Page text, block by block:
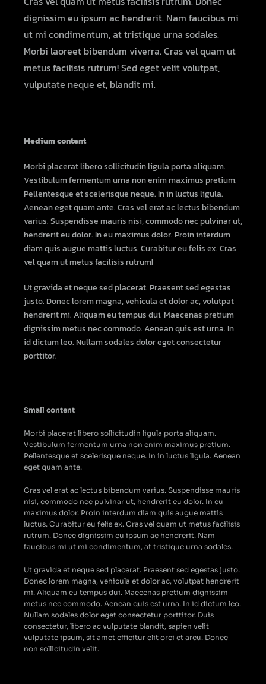
dignissim eu ipsum ac hendrerit. Nam faucibus mi
ut mi condimentum, at tristique urna sodales.
Morbi laoreet bibendum viverra. Cras vel quam ut
metus facilisis rutrum! Sed eget velit volutpat,
vulputate neque et, blandit mi.
Medium content
Morbi placerat libero sollicitudin ligula porta aliquam.
Vestibulum fermentum urna non enim maximus pretium.
Pellentesque et scelerisque neque. In in luctus ligula.
Aenean eget quam ante. Cras vel erat ac lectus bibendum
varius. Suspendisse mauris nisi, commodo nec pulvinar ut,
hendrerit eu dolor. In eu maximus dolor. Proin interdum
diam quis augue mattis luctus. Curabitur eu felis ex. Cras
vel quam ut metus facilisis rutrum!
Ut gravida et neque sed placerat. Praesent sed egestas
justo. Donec lorem magna, vehicula et dolor ac, volutpat
hendrerit mi. Aliquam eu tempus dui. Maecenas pretium
dignissim metus nec commodo. Aenean quis est urna. In
id dictum leo. Nullam sodales dolor eget consectetur
porttitor.
Small content
Morbi placerat libero sollicitudin ligula porta aliquam.
Vestibulum fermentum urna non enim maximus pretium.
Pellentesque et scelerisque neque. In in luctus ligula. Aenean
eget quam ante.
Cras vel erat ac lectus bibendum varius. Suspendisse mauris
nisi, commodo nec pulvinar ut, hendrerit eu dolor. In eu
maximus dolor. Proin interdum diam quis augue mattis
luctus. Curabitur eu felis ex. Cras vel quam ut metus facilisis
rutrum. Donec dignissim eu ipsum ac hendrerit. Nam
faucibus mi ut mi condimentum, at tristique urna sodales.
Ut gravida et neque sed placerat. Praesent sed egestas justo.
Donec lorem magna, vehicula et dolor ac, volutpat hendrerit
mi. Aliquam eu tempus dui. Maecenas pretium dignissim
metus nec commodo. Aenean quis est urna. In id dictum leo.
Nullam sodales dolor eget consectetur porttitor. Duis
consectetur, libero ac vulputate blandit, sapien velit
vulputate ipsum, sit amet efficitur elit orci et arcu. Donec
non sollicitudin velit.